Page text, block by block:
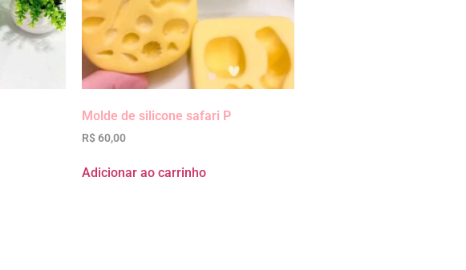
Molde de silicone safari P
R$60,00
Adicionar ao carrinho